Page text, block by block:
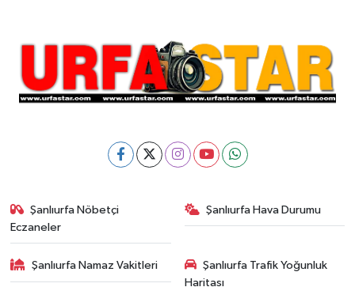
Şanlıurfa Nöbetçi
Eczaneler
Şanlıurfa Hava Durumu
Şanlıurfa Namaz Vakitleri
Şanlıurfa Trafik Yoğunluk
Haritası